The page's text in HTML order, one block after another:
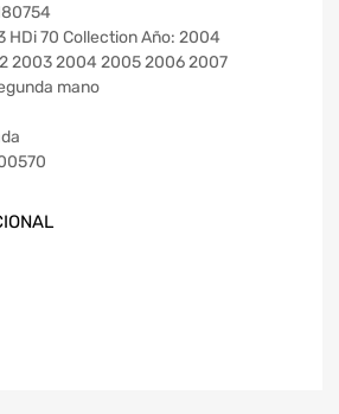
HDi 70 Collection Año: 2004
2003 2004 2005 2006 2007
mano